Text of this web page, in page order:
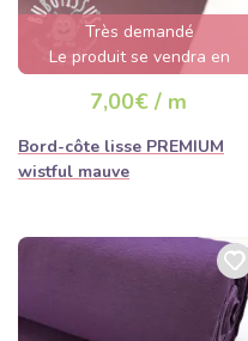
Très demandé
Le produit se vendra en
quelques heures
7,00€ / m
Bord-côte lisse PREMIUM
wistful mauve